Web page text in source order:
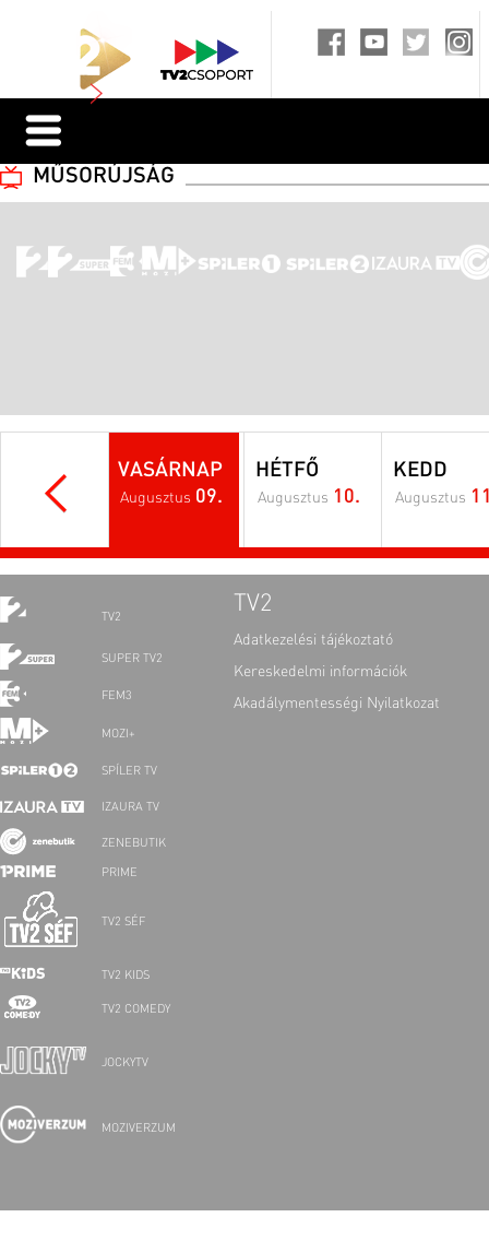
MŰSORÚJSÁG
VASÁRNAP
Augusztus 09.
HÉTFŐ
Augusztus 10.
KEDD
Augusztus
TV2
SUPER TV2
FEM3
MOZI+
SPÍLER TV
IZAURA TV
ZENEBUTIK
PRIME
TV2 SÉF
TV2 KIDS
TV2 COMEDY
JOCKYTV
MOZIVERZUM
TV2
Adatkezelési tájékoztató
Kereskedelmi információk
Akadálymentességi Nyilatkozat